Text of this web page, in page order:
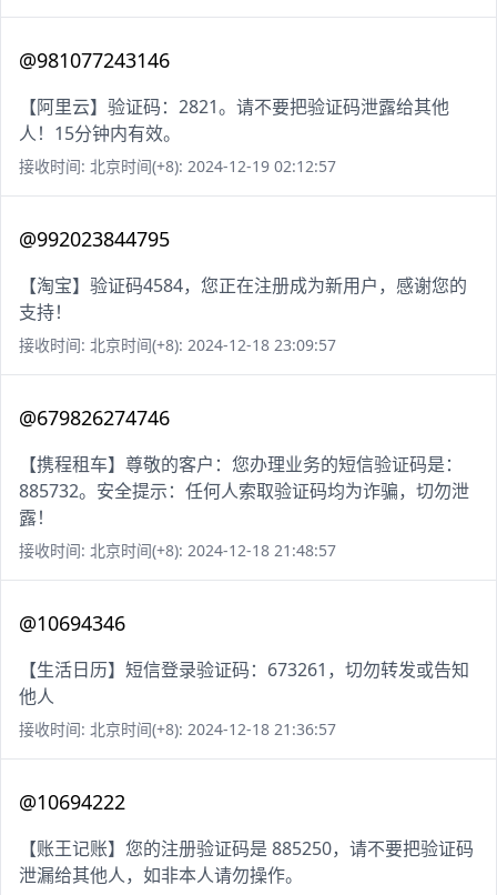
@981077243146
【阿里云】验证码：2821。请不要把验证码泄露给其他
人！15分钟内有效。
接收时间: 北京时间(+8): 2024-12-19 02:12:57
@992023844795
【淘宝】验证码4584，您正在注册成为新用户，感谢您的
支持！
接收时间: 北京时间(+8): 2024-12-18 23:09:57
@679826274746
【携程租车】尊敬的客户：您办理业务的短信验证码是：
885732。安全提示：任何人索取验证码均为诈骗，切勿泄
露！
接收时间: 北京时间(+8): 2024-12-18 21:48:57
@10694346
【生活日历】短信登录验证码：673261，切勿转发或告知
他人
接收时间: 北京时间(+8): 2024-12-18 21:36:57
@10694222
【账王记账】您的注册验证码是 885250，请不要把验证码
泄漏给其他人，如非本人请勿操作。